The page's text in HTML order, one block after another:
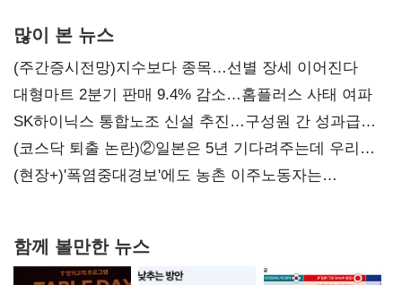
많이 본 뉴스
(주간증시전망)지수보다 종목…선별 장세 이어진다
대형마트 2분기 판매 9.4% 감소…홈플러스 사태 여파
SK하이닉스 통합노조 신설 추진…구성원 간 성과급
불만 확산
(코스닥 퇴출 논란)②일본은 5년 기다려주는데 우리는
당장 퇴출?…시간만으론 부족한 코스닥 구하기
(현장+)'폭염중대경보'에도 농촌 이주노동자는
함께 볼만한 뉴스